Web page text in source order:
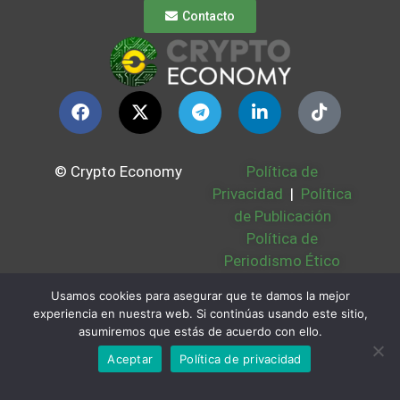
Contacto
© Crypto Economy
Política de
Privacidad | Política
de Publicación
Política de
Periodismo Ético
Bases Legales |
Partners | Sobre
Nosotros
Usamos cookies para asegurar que te damos la mejor
experiencia en nuestra web. Si continúas usando este sitio,
asumiremos que estás de acuerdo con ello.
Aceptar
Política de privacidad